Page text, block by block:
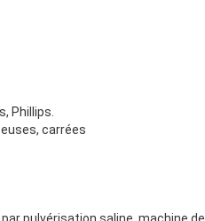
Phillips.
carrées
pulvérisation saline, machine de